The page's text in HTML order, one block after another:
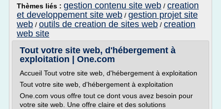
Thèmes liés : gestion contenu site web / creation
et developpement site web / gestion projet site
web / outils de creation de sites web / creation
web site
Tout votre site web, d'hébergement à
exploitation | One.com
Accueil Tout votre site web, d'hébergement à exploitation
Tout votre site web, d'hébergement à exploitation
One.com vous offre tout ce dont vous avez besoin pour
votre site web. Une offre claire et des solutions